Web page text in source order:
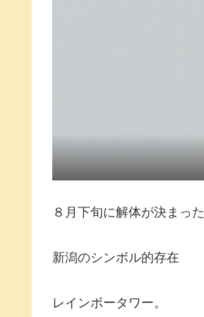
８月下旬に解体が決まった
新潟のシンボル的存在
レインボータワー。